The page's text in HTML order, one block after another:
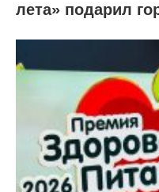
лета» подарил